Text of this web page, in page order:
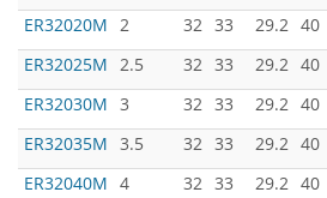
ER32020M 2 32 33 29.2 40
ER32025M 2.5 32 33 29.2 40
ER32030M 3 32 33 29.2 40
ER32035M 3.5 32 33 29.2 40
ER32040M 4 32 33 29.2 40